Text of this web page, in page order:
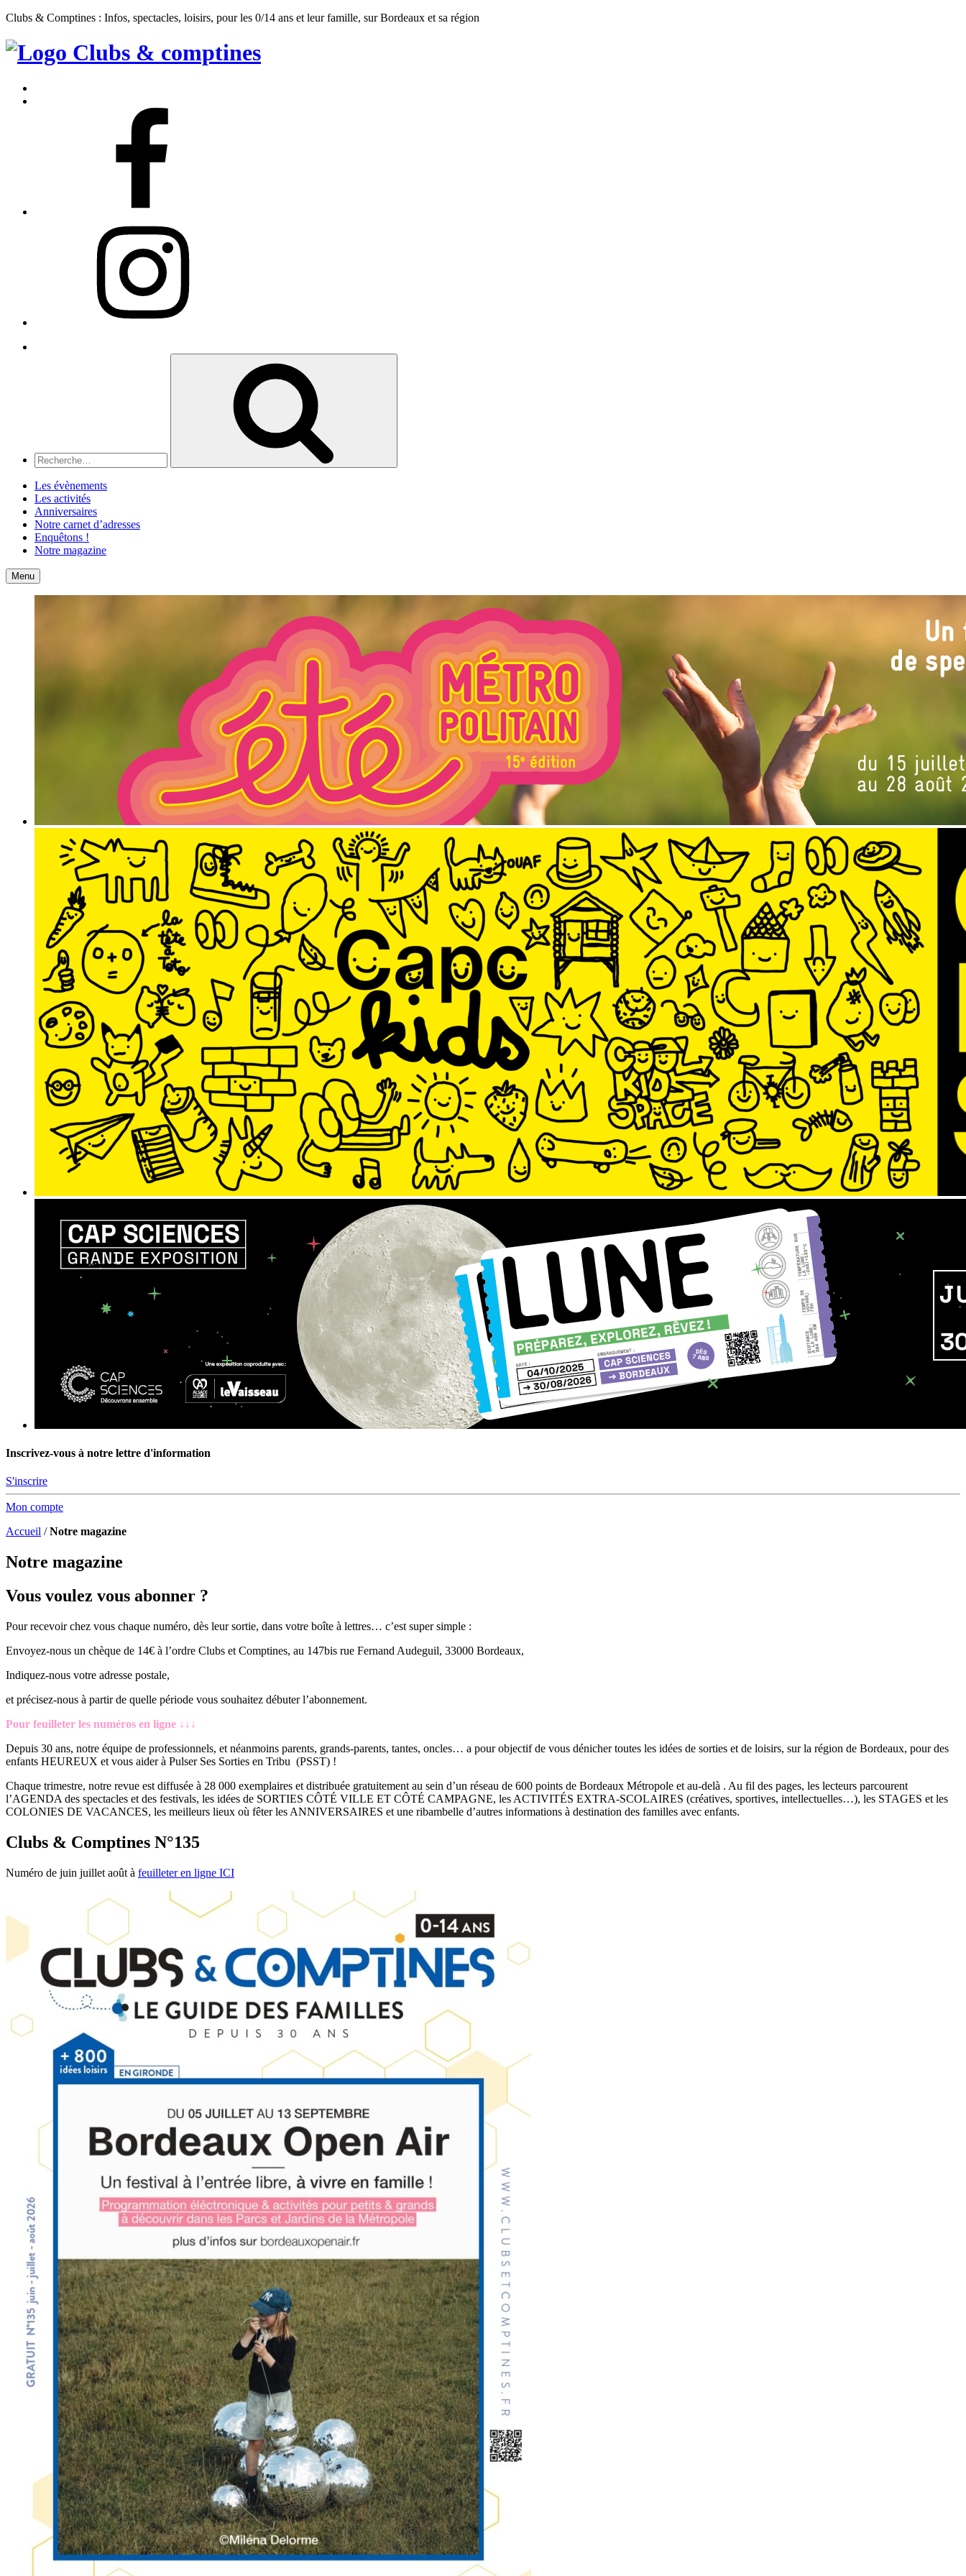
Clubs & Comptines : Infos, spectacles, loisirs, pour les 0/14 ans et leur famille, sur Bordeaux et sa région
Clubs
Comptines
Les évènements
Les activités
Anniversaires
Notre carnet d’adresses
Enquêtons !
Notre magazine
Accueil
Menu Contact
Inscrivez-vous à notre lettre d'information
S'inscrire
Mon compte
Accueil /Notre magazine
Notre magazine
Vous voulez vous abonner ?
Pour recevoir chez vous chaque numéro, dès leur sortie, dans votre boîte à lettres… c’est super simple :
Envoyez-nous un chèque de 14€ à l’ordre Clubs et Comptines, au 147bis rue Fernand Audeguil, 33000 Bordeaux,
Indiquez-nous votre adresse postale,
et précisez-nous à partir de quelle période vous souhaitez débuter l’abonnement.
Pour feuilleter les numéros en ligne ↓↓↓
Depuis 30 ans, notre équipe de professionnels, et néanmoins parents, grands-parents, tantes, oncles… a pour objectif de vous dénicher toutes les idées de sorties et de loisirs, sur la région de Bordeaux, pour des
enfants HEUREUX et vous aider à Pulser Ses Sorties en Tribu (PSST) !
Chaque trimestre, notre revue est diffusée à 28 000 exemplaires et distribuée gratuitement au sein d’un réseau de 600 points de Bordeaux Métropole et au-delà . Au fil des pages, les lecteurs parcourent
l’AGENDA des spectacles et des festivals, les idées de SORTIES CÔTÉ VILLE ET CÔTÉ CAMPAGNE, les ACTIVITÉS EXTRA-SCOLAIRES (créatives, sportives, intellectuelles…), les STAGES et les
COLONIES DE VACANCES, les meilleurs lieux où fêter les ANNIVERSAIRES et une ribambelle d’autres informations à destination des familles avec enfants.
Clubs & Comptines N°135
Numéro de juin juillet août à feuilleter en ligne ICI